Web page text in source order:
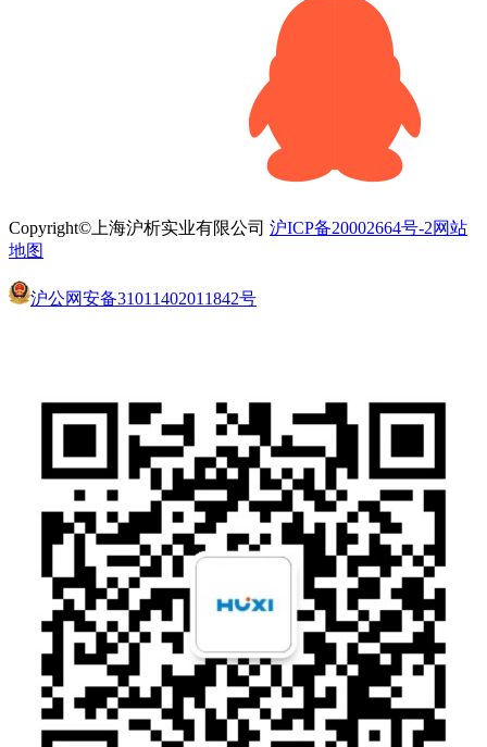
Copyright©上海沪析实业有限公司 沪ICP备20002664号-2网站
地图
沪公网安备31011402011842号